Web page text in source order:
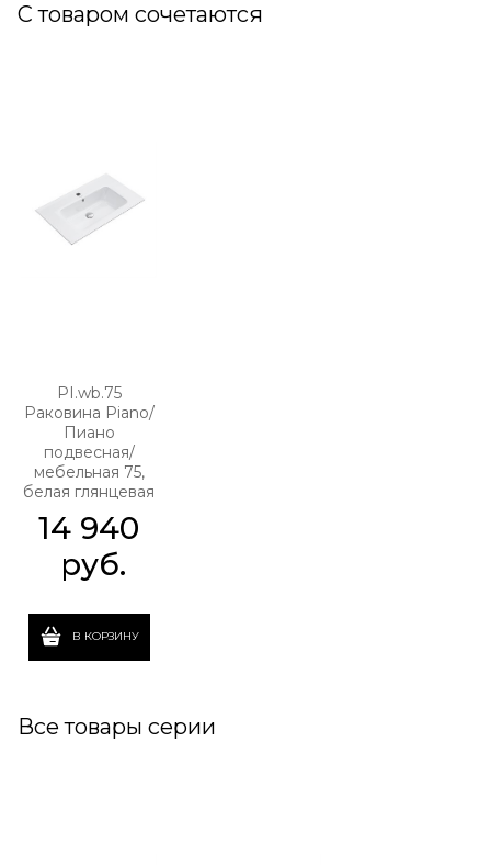
С товаром сочетаются
PI.wb.75
Раковина Piano/
Пиано
подвесная/
мебельная 75,
белая глянцевая
14 940
руб.
В КОРЗИНУ
Все товары серии